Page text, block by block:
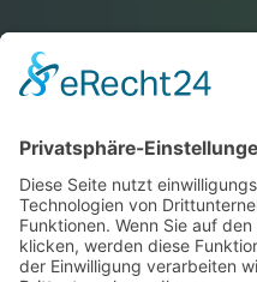
Zertifikate & E-Security